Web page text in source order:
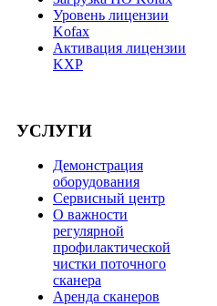
Уровень лицензии
Kofax
Активация лицензии
KXP
УСЛУГИ
Демонстрация
оборудования
Сервисный центр
О важности
регулярной
профилактической
чистки поточного
сканера
Аренда сканеров